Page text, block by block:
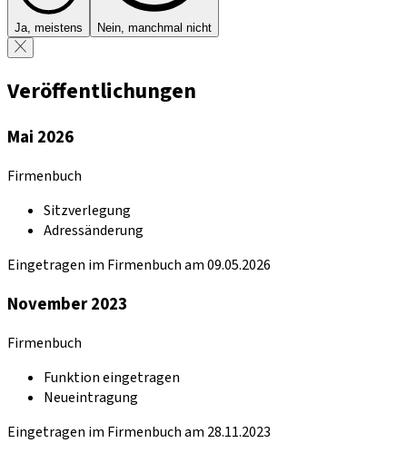
Ja, meistens Nein, manchmal nicht
Veröffentlichungen
Mai 2026
Firmenbuch
Sitzverlegung
Adressänderung
Eingetragen im Firmenbuch am 09.05.2026
November 2023
Firmenbuch
Funktion eingetragen
Neueintragung
Eingetragen im Firmenbuch am 28.11.2023